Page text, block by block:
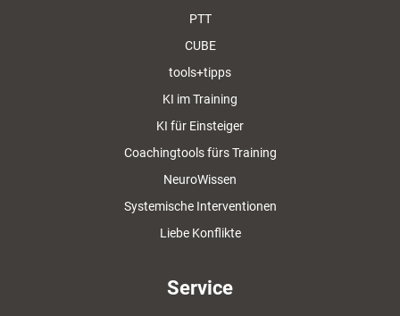
PTT
CUBE
tools+tipps
KI im Training
KI für Einsteiger
Coachingtools fürs Training
NeuroWissen
Systemische Interventionen
Liebe Konflikte
Service